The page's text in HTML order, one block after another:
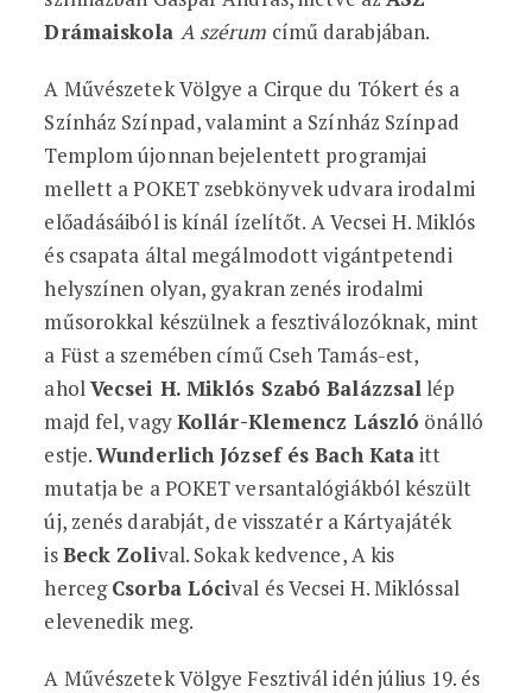
Drámaiskola A szérum című darabjában.
A Művészetek Völgye a Cirque du Tókert és a
Színház Színpad, valamint a Színház Színpad
Templom újonnan bejelentett programjai
mellett a POKET zsebkönyvek udvara irodalmi
előadásáiból is kínál ízelítőt. A Vecsei H. Miklós
és csapata által megálmodott vigántpetendi
helyszínen olyan, gyakran zenés irodalmi
műsorokkal készülnek a fesztiválozóknak, mint
a Füst a szemében című Cseh Tamás-est,
aholVecsei H. Miklós Szabó Balázzsal lép
majd fel, vagyKollár-Klemencz László önálló
estje.Wunderlich József és Bach Kataitt
mutatja be a POKET versantalógiákból készült
új, zenés darabját, de visszatér a Kártyajáték
isBeck Zolival. Sokak kedvence, A kis
hercegCsorba Lócival és Vecsei H. Miklóssal
elevenedik meg.
A Művészetek Völgye Fesztivál idén július 19. és